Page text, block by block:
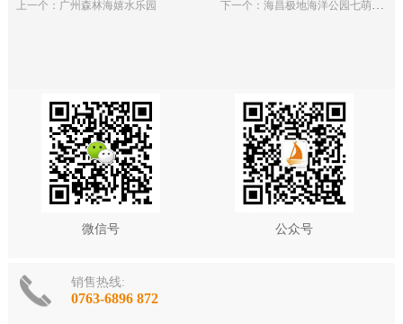
上一个：广州森林海嬉水乐园 下一个：海昌极地海洋公园七萌水乐园
微信号 公众号
销售热线:
0763-6896 872